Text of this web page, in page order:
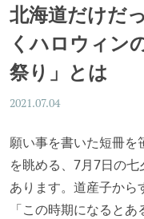
北海道だけだ
くハロウィン
祭り」とは
2021.07.04
願い事を書いた短冊を
を眺める、7月7日の
あります。道産子から
「この時期になると